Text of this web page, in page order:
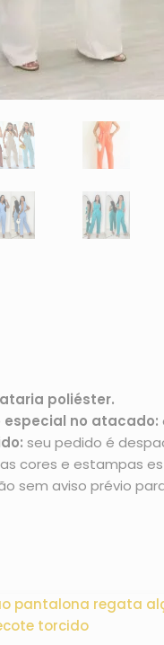
poliéster.
especial no atacado:
seu pedido é
as cores e estampas
sem aviso prévio